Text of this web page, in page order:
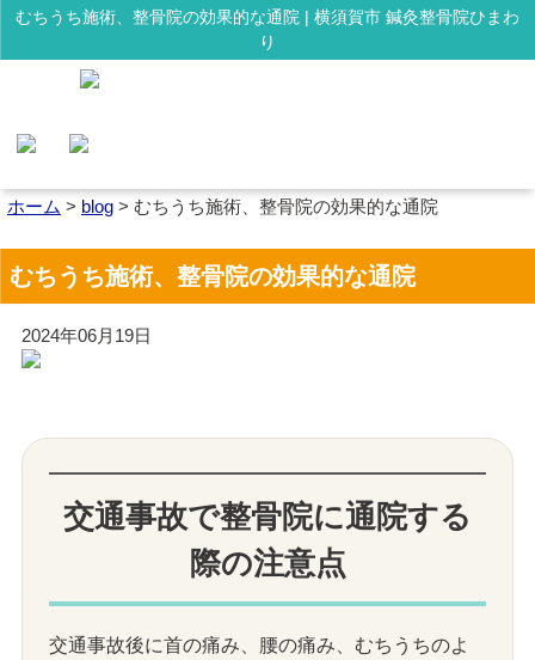
むちうち施術、整骨院の効果的な通院 | 横須賀市 鍼灸整骨院ひまわ
り
ホーム > blog > むちうち施術、整骨院の効果的な通院
むちうち施術、整骨院の効果的な通院
2024年06月19日
交通事故で整骨院に通院する
際の注意点
交通事故後に首の痛み、腰の痛み、むちうちのよ